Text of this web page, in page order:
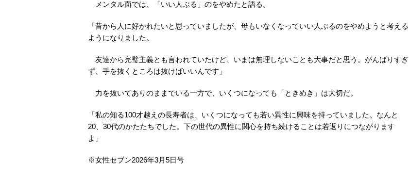
メンタル面では、「いい人ぶる」のをやめたと語る。
「昔から人に好かれたいと思っていましたが、母もいなくなっていい人ぶるのをやめようと考える
ようになりました。
友達から完璧主義とも言われていたけど、いまは無理しないことも大事だと思う。がんばりすぎ
ず、手を抜くところは抜けばいいんです」
力を抜いてありのままでいる一方で、いくつになっても「ときめき」は大切だ。
「私の知る100才越えの長寿者は、いくつになっても若い異性に興味を持っていました。なんと
20、30代のかたたちでした。下の世代の異性に関心を持ち続けることは若返りにつながります
よ」
※女性セブン2026年3月5日号